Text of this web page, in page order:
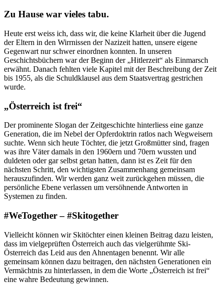
Zu Hause war vieles tabu.
Heute erst weiss ich, dass wir, die keine Klarheit über die Jugend
der Eltern in den Wirrnissen der Nazizeit hatten, unsere eigene
Gegenwart nur schwer einordnen konnten. In unseren
Geschichtsbüchern war der Beginn der „Hitlerzeit“ als Einmarsch
erwähnt. Danach fehlten viele Kapitel mit der Beschreibung der Zeit
bis 1955, als die Schuldklausel aus dem Staatsvertrag gestrichen
wurde.
„Österreich ist frei“
Der prominente Slogan der Zeitgeschichte hinterliess eine ganze
Generation, die im Nebel der Opferdoktrin ratlos nach Wegweisern
suchte. Wenn sich heute Töchter, die jetzt Großmütter sind, fragen
was ihre Väter damals in den 1960ern und 70ern wussten und
duldeten oder gar selbst getan hatten, dann ist es Zeit für den
nächsten Schritt, den wichtigsten Zusammenhang gemeinsam
herauszufinden. Wir werden ganz weit zurückgehen müssen, die
persönliche Ebene verlassen um versöhnende Antworten in
Systemen zu finden.
#WeTogether – #Skitogether
Vielleicht können wir Skitöchter einen kleinen Beitrag dazu leisten,
dass im vielgeprüften Österreich auch das vielgerühmte Ski-
Österreich das Leid aus den Ahnentagen benennt. Wir alle
gemeinsam können dazu beitragen, den nächsten Generationen ein
Vermächtnis zu hinterlassen, in dem die Worte „Österreich ist frei“
eine wahre Bedeutung gewinnen.